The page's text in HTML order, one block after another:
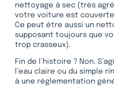
nettoyage à sec (très
votre voiture est
Ce peut être aussi un
supposant toujours que
trop crasseux).
Fin de l’histoire ? Non.
l’eau claire ou du simple
à une réglementation